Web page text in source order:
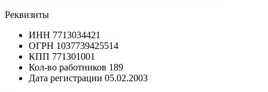
Реквизиты
ИНН 7713034421
ОГРН 1037739425514
КПП 771301001
Кол-во работников 189
Дата регистрации 05.02.2003